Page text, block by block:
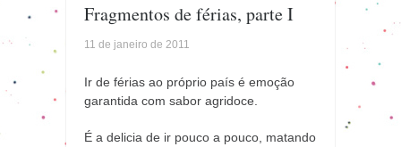
Fragmentos de férias, parte I
11 de janeiro de 2011
Ir de férias ao próprio país é emoção
garantida com sabor agridoce.
É a delicia de ir pouco a pouco, matando